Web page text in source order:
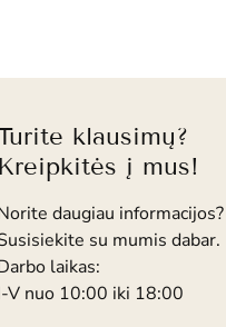
klausimų?
Kreipkitės į mus!
daugiau informacijos?
su mumis dabar.
laikas:
V nuo 10:00 iki 18:00